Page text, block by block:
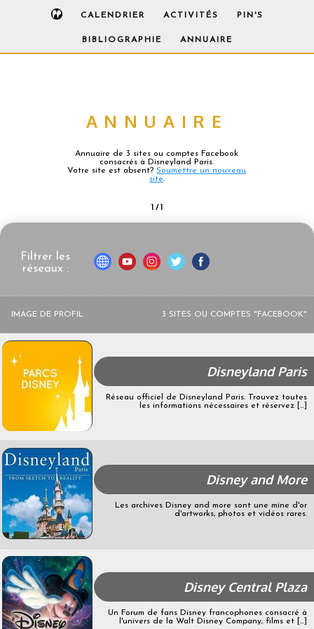
CALENDRIER ACTIVITÉS PIN'S
BIBLIOGRAPHIE ANNUAIRE
ANNUAIRE
Annuaire de 3 sites ou comptes Facebook
consacrés à Disneyland Paris.
Votre site est absent?Soumettre un nouveau
site.
1 / 1
Filtrer les
réseaux :
IMAGE DE PROFIL 3 SITES OU COMPTES "FACEBOOK"
Disneyland Paris
Réseau officiel de Disneyland Paris. Trouvez toutes
les informations nécessaires et réservez [...]
Disney and More
Les archives Disney and more sont une mine d'or
d'artworks, photos et vidéos rares.
Disney Central Plaza
Un Forum de fans Disney francophones consacré à
l'univers de la Walt Disney Company, films et [...]